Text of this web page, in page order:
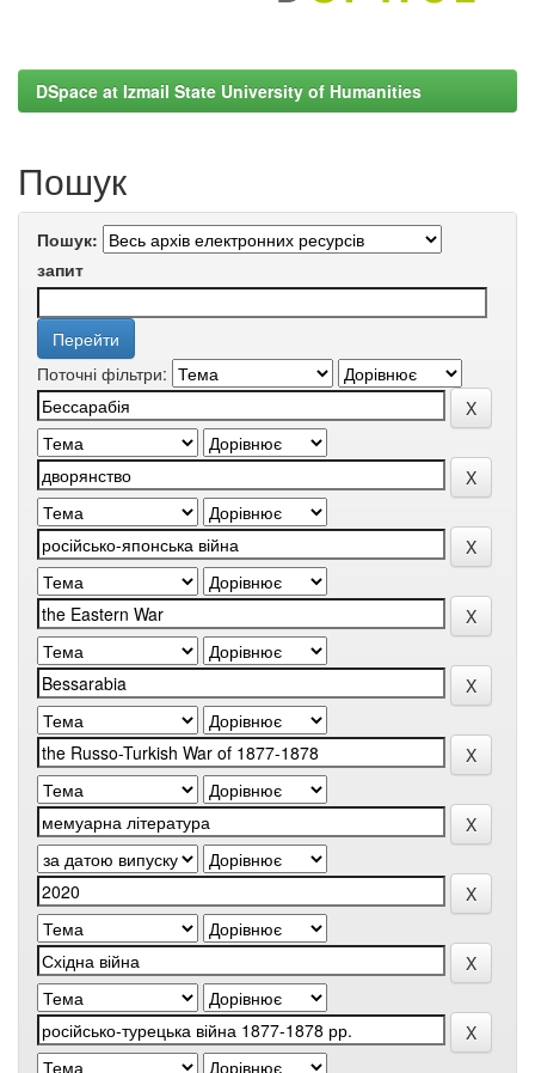
DSpace at Izmail State University of Humanities
Пошук
Пошук:
запит
Поточні фільтри: